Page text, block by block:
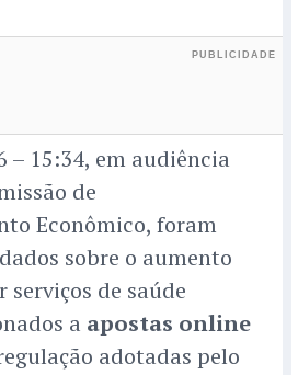
– 15:34, em audiência
de
Econômico, foram
sobre o aumento
de saúde
a apostas online
adotadas pelo